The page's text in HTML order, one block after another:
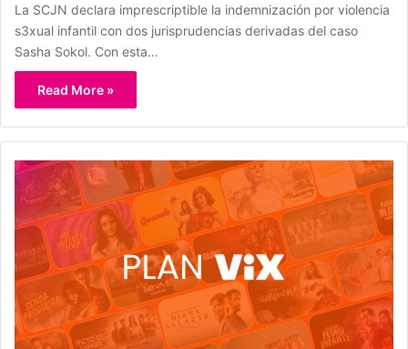
La SCJN declara imprescriptible la indemnización por violencia
s3xual infantil con dos jurisprudencias derivadas del caso
Sasha Sokol. Con esta…
Read More »